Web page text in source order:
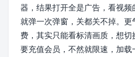
器，结果打开全是广告，看视频
就弹一次弹窗，关都关不掉。
费，其实只能看标清画质，想
要充值会员，不然就限速，加载